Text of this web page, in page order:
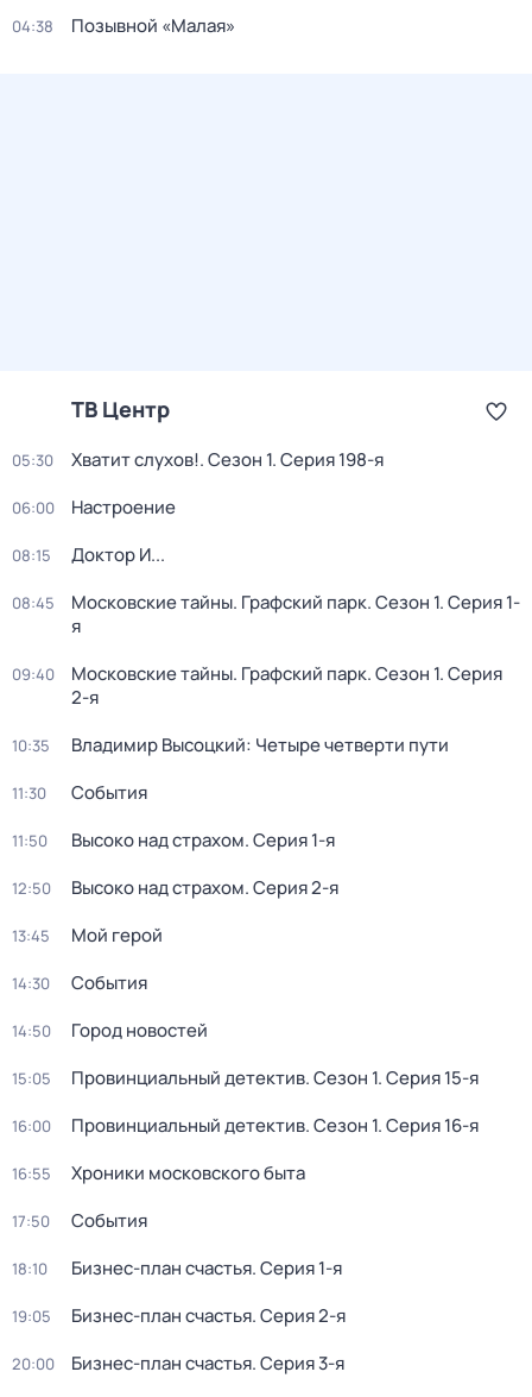
04:38 Позывной «Малая»
ТВ Центр
05:30 Хватит слухов!. Сезон 1. Серия 198-я
06:00 Настроение
08:15 Доктор И...
08:45 Московские тайны. Графский парк. Сезон 1. Серия 1-
я
09:40 Московские тайны. Графский парк. Сезон 1. Серия
2-я
10:35 Владимир Высоцкий: Четыре четверти пути
11:30 События
11:50 Высоко над страхом. Серия 1-я
12:50 Высоко над страхом. Серия 2-я
13:45 Мой герой
14:30 События
14:50 Город новостей
15:05 Провинциальный детектив. Сезон 1. Серия 15-я
16:00 Провинциальный детектив. Сезон 1. Серия 16-я
16:55 Хроники московского быта
17:50 События
18:10 Бизнес-план счастья. Серия 1-я
19:05 Бизнес-план счастья. Серия 2-я
20:00 Бизнес-план счастья. Серия 3-я